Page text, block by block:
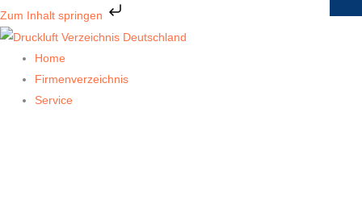
Zum Inhalt springen
Zum
Inhalt
springen
Home
Firmenverzeichnis
Service